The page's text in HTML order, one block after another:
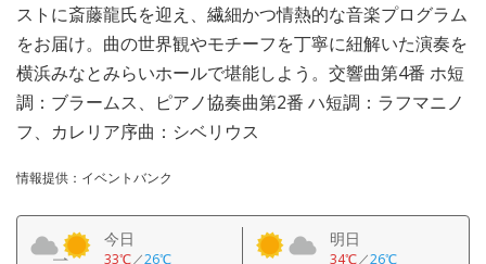
ストに斎藤龍氏を迎え、繊細かつ情熱的な音楽プログラム
をお届け。曲の世界観やモチーフを丁寧に紐解いた演奏を
横浜みなとみらいホールで堪能しよう。交響曲第4番 ホ短
調：ブラームス、ピアノ協奏曲第2番 ハ短調：ラフマニノ
フ、カレリア序曲：シベリウス
情報提供：イベントバンク
今日
33℃／26℃
明日
34℃／26℃